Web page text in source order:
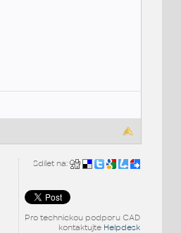
Sdílet na:
Pro technickou podporu CAD
kontaktujte Helpdesk